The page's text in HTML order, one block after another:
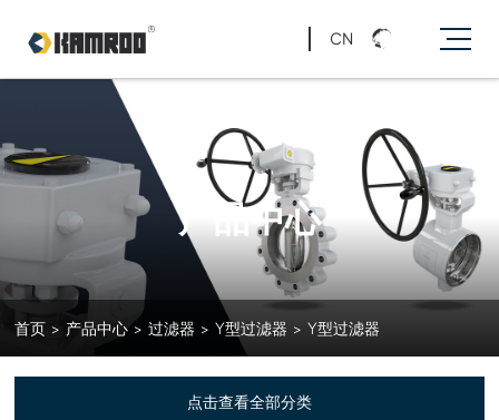
CN
产品中心
首页 > 产品中心 > 过滤器 > Y型过滤器 > Y型过滤器
点击查看全部分类